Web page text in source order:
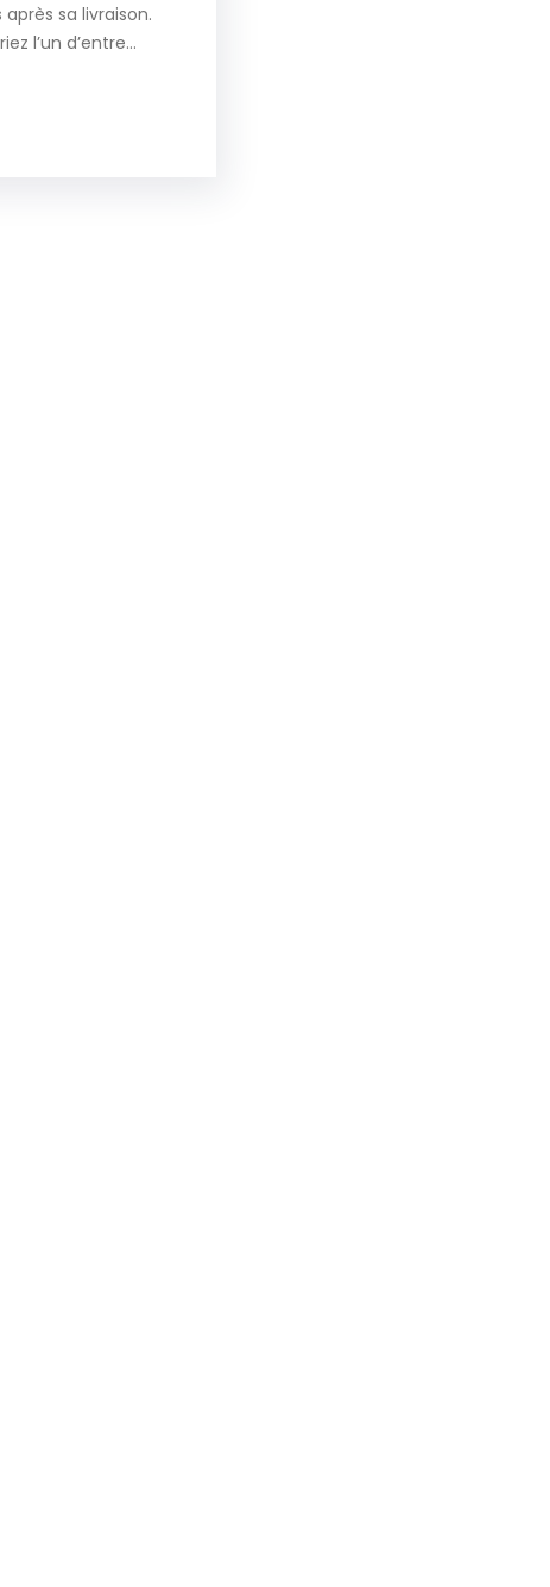
sa livraison.
l’un d’entre…